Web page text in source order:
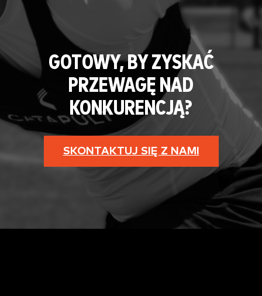
GOTOWY, BY ZYSKAĆ
PRZEWAGĘ NAD
KONKURENCJĄ?
SKONTAKTUJ SIĘ Z NAMI